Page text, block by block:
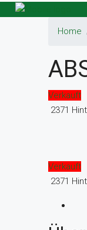
Home
Verkauft
2371
Verkauft
2371